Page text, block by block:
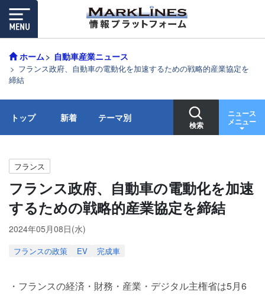
ホーム 自動車産業ニュース
フランス政府、自動車の電動化を加速するための戦略的産業協定を
締結
トップ 新着 テーマ別
検索
ニュース
メニュー
フランス
フランス政府、自動車の電動化を加速
するための戦略的産業協定を締結
2024年05月08日(水)
フランスの政策 EV 完成車
・フランスの経済・財務・産業・デジタル主権省は5月6